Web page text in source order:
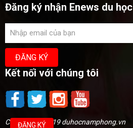
Đăng ký nhận Enews du học
Kết nối với chúng tôi
Copyright @2019 duhocnamphong.vn
ĐĂNG KÝ